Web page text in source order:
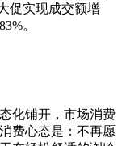
促实现成交额增
。
化铺开，市场消费
费心态是：不再愿